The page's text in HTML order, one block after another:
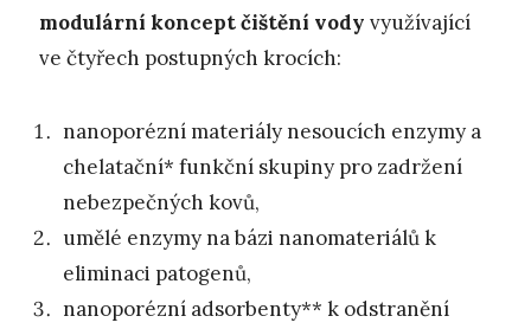
modulární koncept čištění vody využívající
ve čtyřech postupných krocích:
nanoporézní materiály nesoucích enzymy a
chelatační* funkční skupiny pro zadržení
nebezpečných kovů,
umělé enzymy na bázi nanomateriálů k
eliminaci patogenů,
nanoporézní adsorbenty** k odstranění